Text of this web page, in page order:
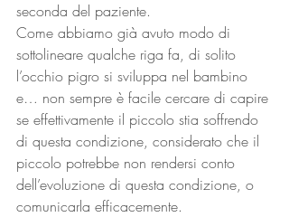
seconda del paziente.
Come abbiamo già avuto modo di
sottolineare qualche riga fa, di solito
l’occhio pigro si sviluppa nel bambino
e… non sempre è facile cercare di capire
se effettivamente il piccolo stia soffrendo
di questa condizione, considerato che il
piccolo potrebbe non rendersi conto
dell’evoluzione di questa condizione, o
comunicarla efficacemente.